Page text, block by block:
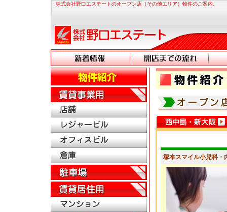
株式会社野口エステートのオープン店（その他エリア）物件のご案内。
塚本スマイル小児科・